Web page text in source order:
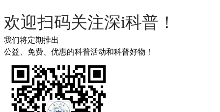
欢迎扫码关注深i科普！
我们将定期推出
公益、免费、优惠的科普活动和科普好物！